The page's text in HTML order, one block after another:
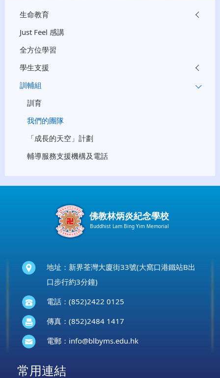
生命教育
Just Feel 感講
全方位學習
學生支援
訓輔組
訓育
我們的團隊
「成長的天空」計劃
輔導服務支援機構及電話
佛教林炳炎紀念學校
Buddhist Lam Bing Yim Memorial
地址：新界荃灣大廈街33號(大窩口港鐵站B出
口步行約3分鐘)
電話：(852)2422 0125
傳真：(852)2484 1417
電郵： info@blbyms.edu.hk
常用連結